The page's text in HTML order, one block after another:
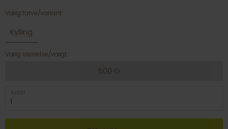
Vælg farve/variant:
Kylling
Vælg størrelse/vægt:
500 G
Antal